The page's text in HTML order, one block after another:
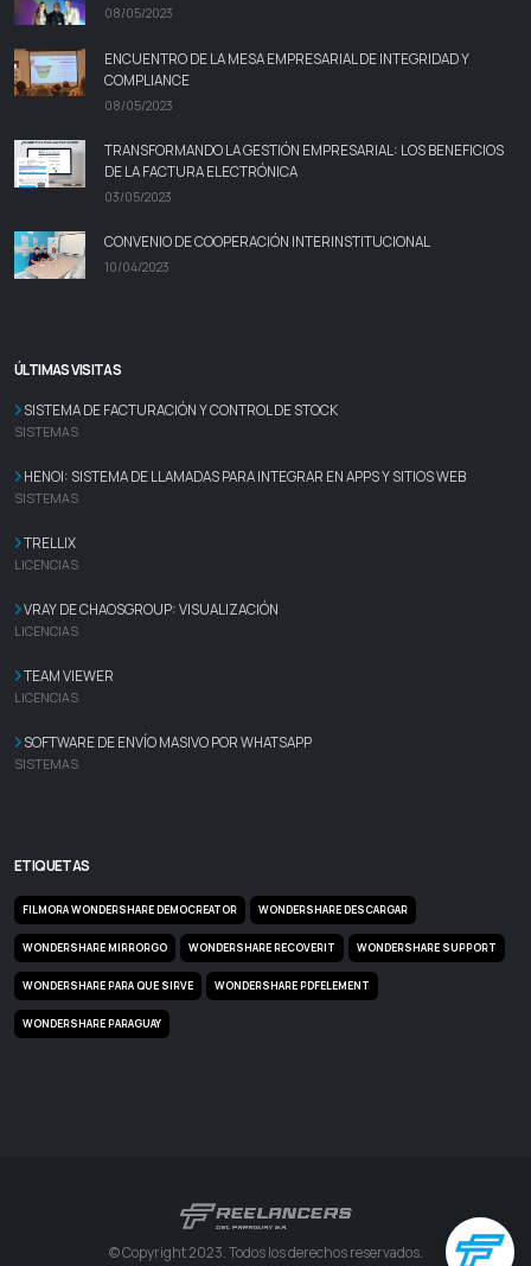
08/05/2023
ENCUENTRO DE LA MESA EMPRESARIAL DE INTEGRIDAD Y
COMPLIANCE
08/05/2023
TRANSFORMANDO LA GESTIÓN EMPRESARIAL: LOS BENEFICIOS
DE LA FACTURA ELECTRÓNICA
03/05/2023
CONVENIO DE COOPERACIÓN INTERINSTITUCIONAL
10/04/2023
ÚLTIMAS VISITAS
SISTEMA DE FACTURACIÓN Y CONTROL DE STOCK
SISTEMAS
HENOI: SISTEMA DE LLAMADAS PARA INTEGRAR EN APPS Y SITIOS WEB
SISTEMAS
TRELLIX
LICENCIAS
VRAY DE CHAOSGROUP: VISUALIZACIÓN
LICENCIAS
TEAM VIEWER
LICENCIAS
SOFTWARE DE ENVÍO MASIVO POR WHATSAPP
SISTEMAS
ETIQUETAS
FILMORA WONDERSHARE DEMOCREATOR WONDERSHARE DESCARGAR
WONDERSHARE MIRRORGO WONDERSHARE RECOVERIT WONDERSHARE SUPPORT
WONDERSHARE PARA QUE SIRVE WONDERSHARE PDFELEMENT
WONDERSHARE PARAGUAY
© Copyright 2023. Todos los derechos reservados.